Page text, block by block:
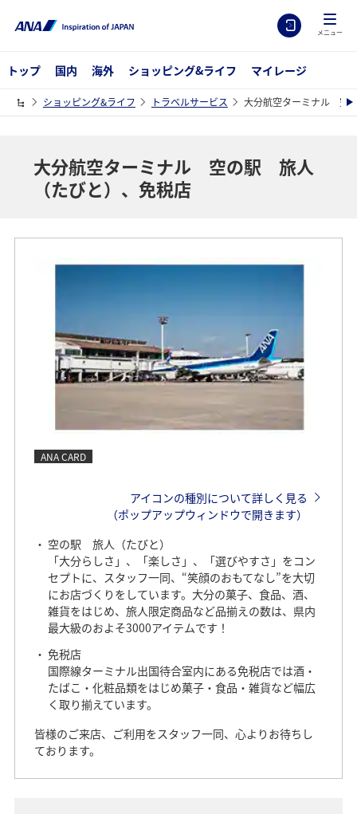
メニュー
トップ 国内 海外 ショッピング&ライフ マイレージ
ショッピング&ライフ トラベルサービス 大分航空ターミナル 空
大分航空ターミナル 空の駅 旅人
（たびと）、免税店
ANA CARD
アイコンの種別について詳しく見る
（ポップアップウィンドウで開きます）
空の駅 旅人（たびと）
「大分らしさ」、「楽しさ」、「選びやすさ」をコン
セプトに、スタッフ一同、“笑顔のおもてなし”を大切
にお店づくりをしています。大分の菓子、食品、酒、
雑貨をはじめ、旅人限定商品など品揃えの数は、県内
最大級のおよそ3000アイテムです！
免税店
国際線ターミナル出国待合室内にある免税店では酒・
たばこ・化粧品類をはじめ菓子・食品・雑貨など幅広
く取り揃えています。
皆様のご来店、ご利用をスタッフ一同、心よりお待ちし
ております。